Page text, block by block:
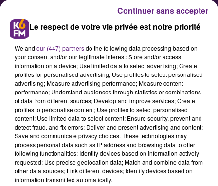
La vague verte n’a pas déferlé
sur Dijon
Contrairement à d’autres grandes
villes françaises (Lyon, Strasbourg
ou Bordeaux), la liste "Europe
Ecologie les Verts" de Stéphanie
Le respect de votre vie privée est notre priorité
We and our (447) partnersdo the following data processing based on
your consent and/or our legitimate interest: Store and/or access
information on a device; Use limited data to select advertising; Create
profiles for personalised advertising; Use profiles to select personalised
advertising; Measure advertising performance; Measure content
performance; Understand audiences through statistics or combinations
of data from different sources; Develop and improve services; Create
profiles to personalise content; Use profiles to select personalised
content; Use limited data to select content; Ensure security, prevent and
detect fraud, and fix errors; Deliver and present advertising and content;
Save and communicate privacy choices. These technologies may
process personal data such as IP address and browsing data to offer
following functionalities: Identify devices based on information actively
requested; Use precise geolocation data; Match and combine data from
other data sources; Link different devices; Identify devices based on
information transmitted automatically.
Continuer sans accepter